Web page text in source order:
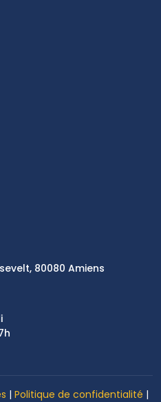
80080 Amiens
| Politique de confidentialité |